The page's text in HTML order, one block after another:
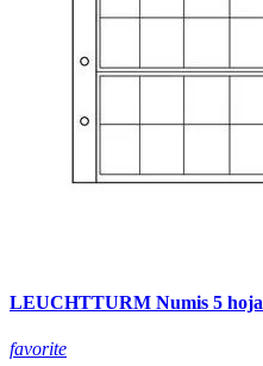
LEUCHTTURM Numis 5
favorite